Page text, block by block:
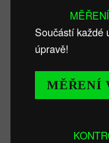
Součástí každé
úpravě!
MĚŘENÍ